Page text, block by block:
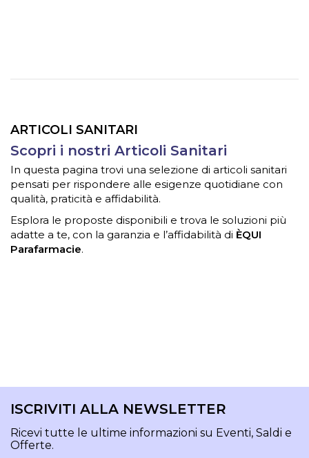
ARTICOLI SANITARI
Scopri i nostri Articoli Sanitari
In questa pagina trovi una selezione di articoli sanitari
pensati per rispondere alle esigenze quotidiane con
qualità, praticità e affidabilità.
Esplora le proposte disponibili e trova le soluzioni più
adatte a te, con la garanzia e l’affidabilità di ÈQUI
Parafarmacie.
ISCRIVITI ALLA NEWSLETTER
Ricevi tutte le ultime informazioni su Eventi, Saldi e
Offerte.